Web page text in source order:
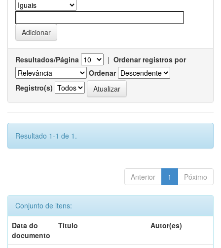
Resultados/Página | Ordenar registros por
Ordenar
Registro(s)
Resultado 1-1 de 1.
Anterior 1 Póximo
Conjunto de itens:
Data do
documento
Título Autor(es)